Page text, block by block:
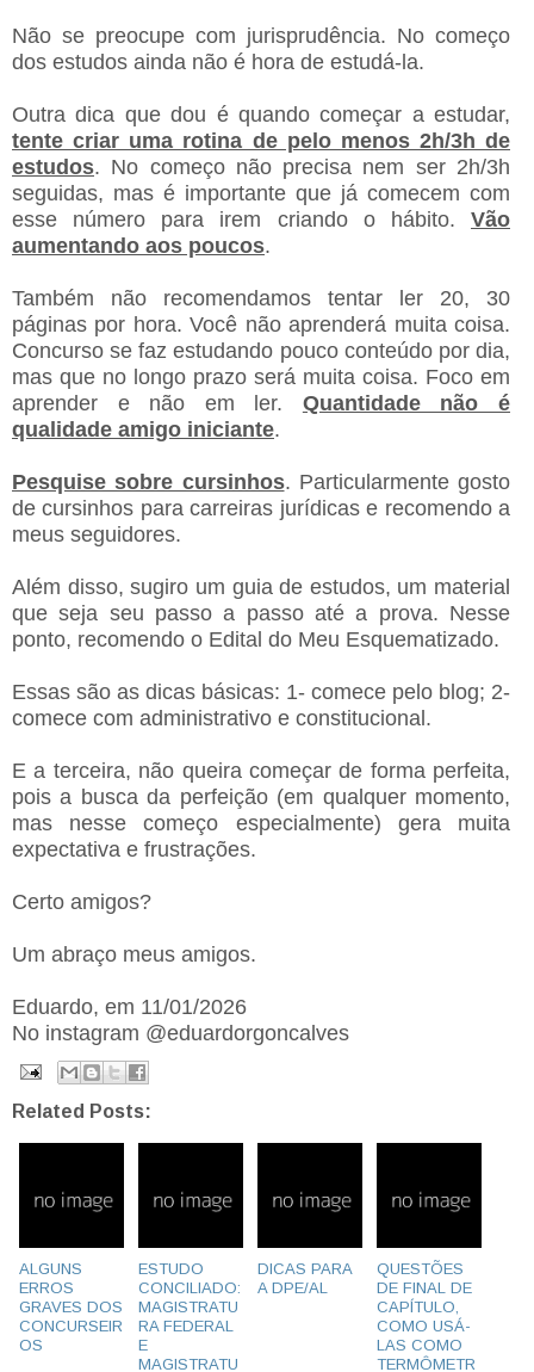
Não se preocupe com jurisprudência. No começo
dos estudos ainda não é hora de estudá-la.
Outra dica que dou é quando começar a estudar,
tente criar uma rotina de pelo menos 2h/3h de
estudos. No começo não precisa nem ser 2h/3h
seguidas, mas é importante que já comecem com
esse número para irem criando o hábito. Vão
aumentando aos poucos.
Também não recomendamos tentar ler 20, 30
páginas por hora. Você não aprenderá muita coisa.
Concurso se faz estudando pouco conteúdo por dia,
mas que no longo prazo será muita coisa. Foco em
aprender e não em ler. Quantidade não é
qualidade amigo iniciante.
Pesquise sobre cursinhos. Particularmente gosto
de cursinhos para carreiras jurídicas e recomendo a
meus seguidores.
Além disso, sugiro um guia de estudos, um material
que seja seu passo a passo até a prova. Nesse
ponto, recomendo o Edital do Meu Esquematizado.
Essas são as dicas básicas: 1- comece pelo blog; 2-
comece com administrativo e constitucional.
E a terceira, não queira começar de forma perfeita,
pois a busca da perfeição (em qualquer momento,
mas nesse começo especialmente) gera muita
expectativa e frustrações.
Certo amigos?
Um abraço meus amigos.
Eduardo, em 11/01/2026
No instagram @eduardorgoncalves
Related Posts:
ALGUNS
ERROS
GRAVES DOS
CONCURSEIR
OS
ESTUDO
CONCILIADO:
MAGISTRATU
RA FEDERAL
E
MAGISTRATU
DICAS PARA
A DPE/AL
QUESTÕES
DE FINAL DE
CAPÍTULO,
COMO USÁ-
LAS COMO
TERMÔMETR